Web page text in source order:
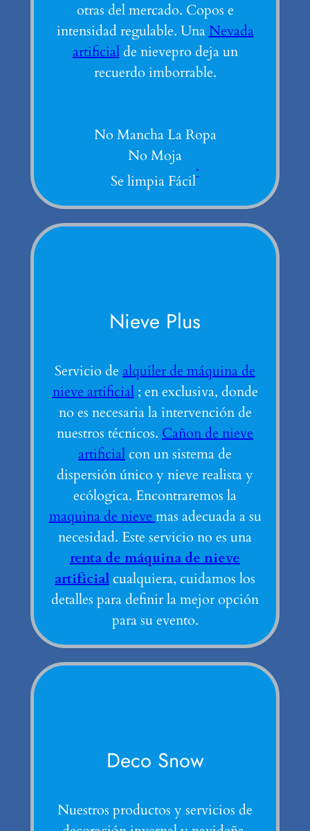
otras del mercado. Copos e
intensidad regulable. Una Nevada
artificialde nievepro deja un
recuerdo imborrable.
No Mancha La Ropa
No Moja
Se limpia Fácil*
Nieve Plus
Servicio de alquiler de máquina de
nieve artificial; en exclusiva, donde
no es necesaria la intervención de
nuestros técnicos. Cañon de nieve
artificialcon un sistema de
dispersión único y nieve realista y
ecólogica. Encontraremos la
maquina de nieve mas adecuada a su
necesidad. Este servicio no es una
renta de máquina de nieve
artificialcualquiera, cuidamos los
detalles para definir la mejor opción
para su evento.
Deco Snow
Nuestros productos y servicios de